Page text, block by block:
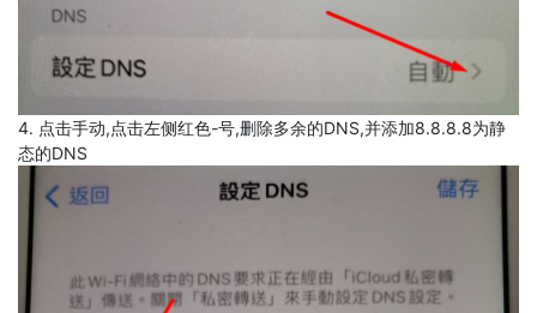
4. 点击手动,点击左侧红色-号,删除多余的DNS,并添加8.8.8.8为静
态的DNS